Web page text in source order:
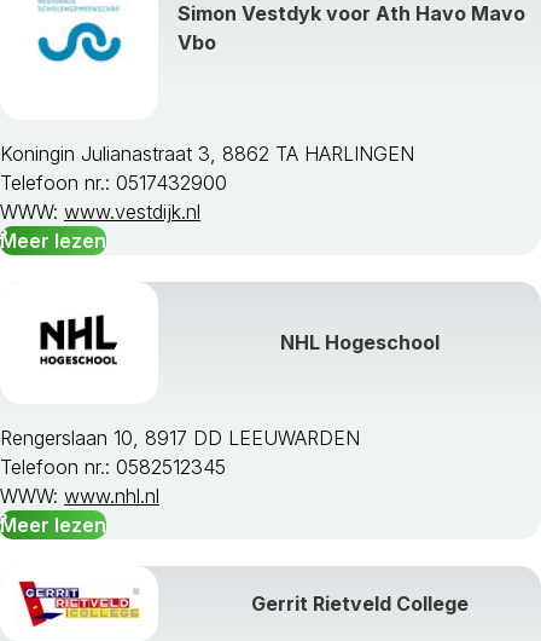
Simon Vestdyk voor Ath Havo Mavo
Vbo
Koningin Julianastraat 3, 8862 TA HARLINGEN
Telefoon nr.: 0517432900
WWW: www.vestdijk.nl
Meer lezen
NHL Hogeschool
Rengerslaan 10, 8917 DD LEEUWARDEN
Telefoon nr.: 0582512345
WWW: www.nhl.nl
Meer lezen
Gerrit Rietveld College